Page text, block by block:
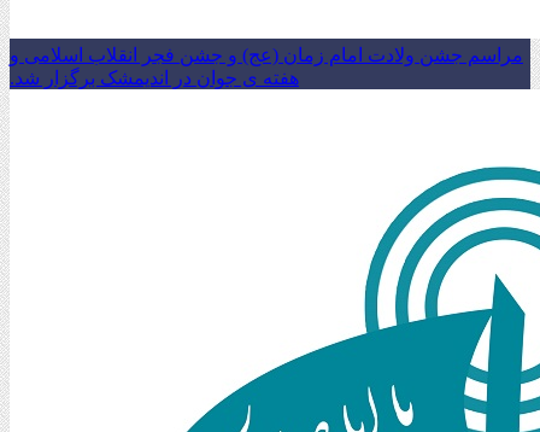
مراسم جشن ولادت امام زمان (عج) و جشن فجر انقلاب اسلامی و
هفته ی جوان در اندیمشک برگزار شد.